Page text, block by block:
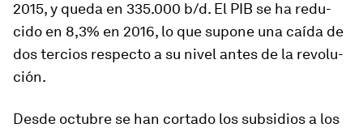
2015, y queda en 335.000 b/d. El PIB se ha re­du­
cido en 8,3% en 2016, lo que su­pone una caída de
dos ter­cios res­pecto a su nivel antes de la re­vo­lu­
ción.
Desde oc­tubre se han cor­tado los sub­si­dios a los